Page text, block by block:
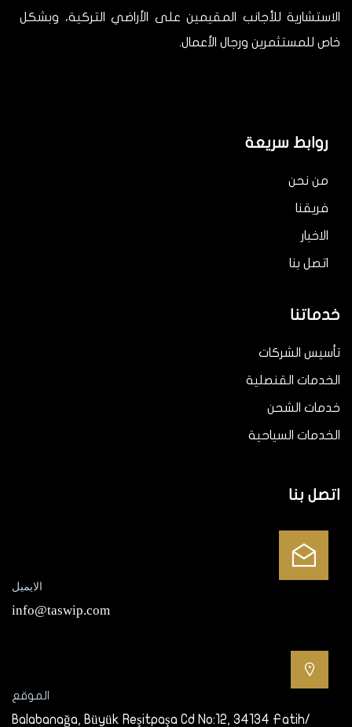
الاستشارية للأجانب المقيمين على الأراضي التركية، وبشكل
خاص للمستثمرين ورجال الأعمال.
روابط سريعة
من نحن
فريقنا
الاخبار
اتصل بنا
خدماتنا
تأسيس الشركات
الخدمات القنصلية
خدمات الشحن
الخدمات السياحية
اتصل بنا
الايميل
info@taswip.com
الموقع
Balabanağa, Büyük Reşitpaşa Cd No:12, 34134 Fatih/